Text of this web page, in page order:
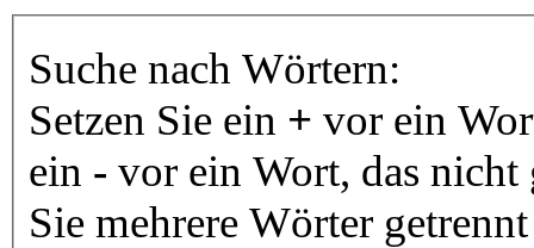
Suche nach Wörtern:
Setzen Sie ein + vor ein
ein - vor ein Wort, das nicht
Sie mehrere Wörter